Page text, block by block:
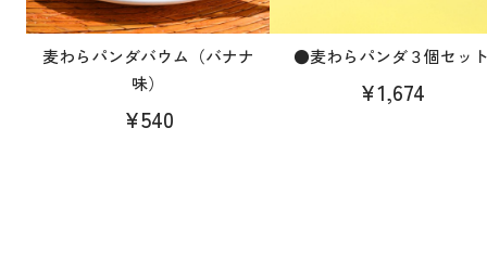
麦わらパンダバウム（バナナ
味）
¥540
●麦わらパンダ３個セッ
¥1,674